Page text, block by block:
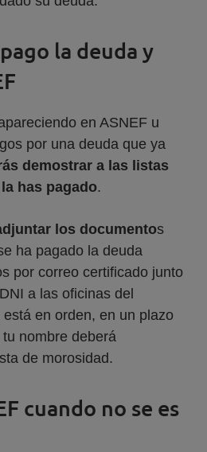
la deuda y
en ASNEF u
por una deuda que ya
demostrar a las listas
has pagado.
los documentos
ha pagado la deuda
por correo certificado junto
a las oficinas del
en orden, en un plazo
nombre deberá
de morosidad.
cuando no se es